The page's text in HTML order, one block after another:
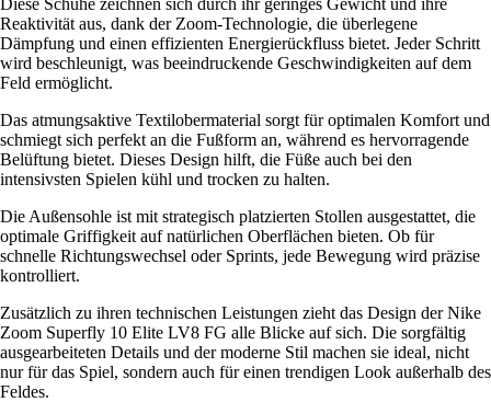
Reaktivität aus, dank der Zoom-Technologie, die überlegene
Dämpfung und einen effizienten Energierückfluss bietet. Jeder Schritt
wird beschleunigt, was beeindruckende Geschwindigkeiten auf dem
Feld ermöglicht.
Das atmungsaktive Textilobermaterial sorgt für optimalen Komfort und
schmiegt sich perfekt an die Fußform an, während es hervorragende
Belüftung bietet. Dieses Design hilft, die Füße auch bei den
intensivsten Spielen kühl und trocken zu halten.
Die Außensohle ist mit strategisch platzierten Stollen ausgestattet, die
optimale Griffigkeit auf natürlichen Oberflächen bieten. Ob für
schnelle Richtungswechsel oder Sprints, jede Bewegung wird präzise
kontrolliert.
Zusätzlich zu ihren technischen Leistungen zieht das Design der Nike
Zoom Superfly 10 Elite LV8 FG alle Blicke auf sich. Die sorgfältig
ausgearbeiteten Details und der moderne Stil machen sie ideal, nicht
nur für das Spiel, sondern auch für einen trendigen Look außerhalb des
Feldes.